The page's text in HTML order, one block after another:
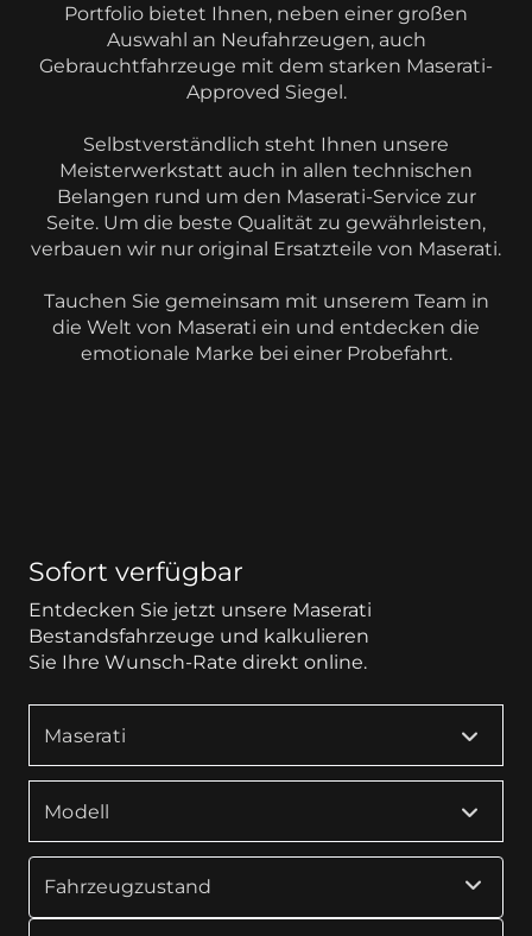
Portfolio bietet Ihnen, neben einer großen
Auswahl an Neufahrzeugen, auch
Gebrauchtfahrzeuge mit dem starken Maserati-
Approved Siegel.
Selbstverständlich steht Ihnen unsere
Meisterwerkstatt auch in allen technischen
Belangen rund um den Maserati-Service zur
Seite. Um die beste Qualität zu gewährleisten,
verbauen wir nur original Ersatzteile von Maserati.
Tauchen Sie gemeinsam mit unserem Team in
die Welt von Maserati ein und entdecken die
emotionale Marke bei einer Probefahrt.
Sofort verfügbar
Entdecken Sie jetzt unsere Maserati
Bestandsfahrzeuge und kalkulieren
Sie Ihre Wunsch-Rate direkt online.
Maserati
Modell
Fahrzeugzustand